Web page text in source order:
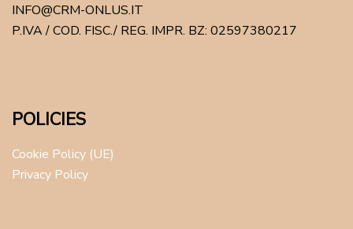
INFO@CRM-ONLUS.IT
P.IVA / COD. FISC./ REG. IMPR. BZ: 02597380217
POLICIES
Cookie Policy (UE)
Privacy Policy